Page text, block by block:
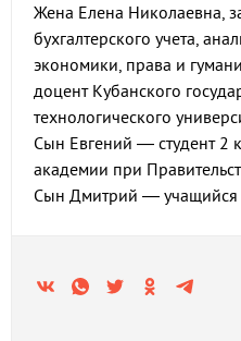
Жена Елена Николаевна,
бухгалтерского учета,
экономики, права и
доцент Кубанского
технологического
Сын Евгений — студент 2
академии при
Сын Дмитрий —